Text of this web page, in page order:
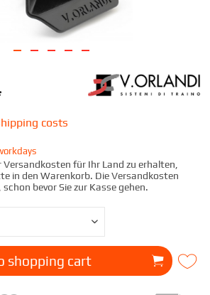
costs
Versandkosten für Ihr Land zu erhalten,
in den Warenkorb. Die Versandkosten
bevor Sie zur Kasse gehen.
shopping cart